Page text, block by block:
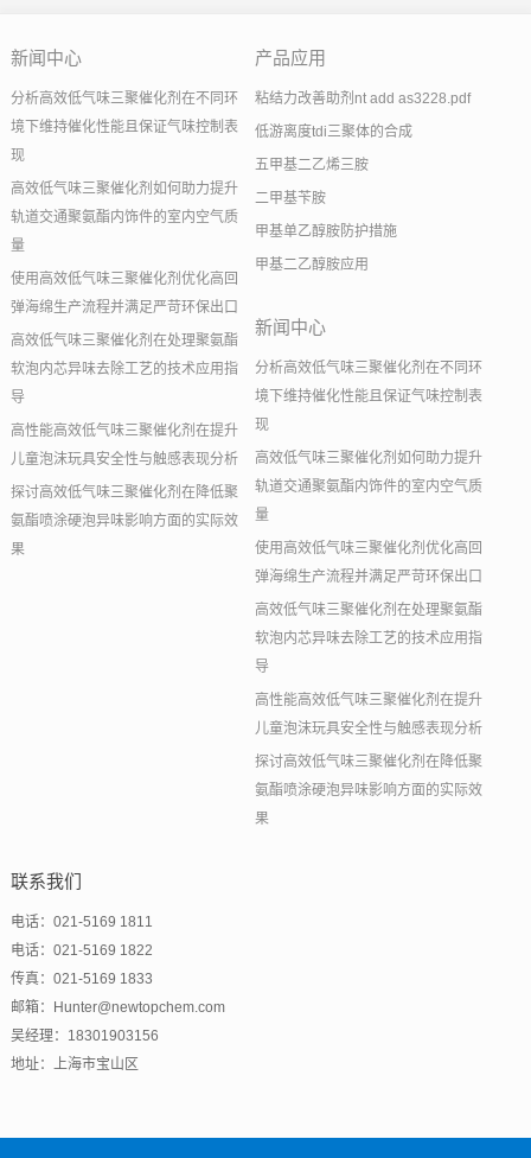
新闻中心
分析高效低气味三聚催化剂在不同环
境下维持催化性能且保证气味控制表
现
高效低气味三聚催化剂如何助力提升
轨道交通聚氨酯内饰件的室内空气质
量
使用高效低气味三聚催化剂优化高回
弹海绵生产流程并满足严苛环保出口
高效低气味三聚催化剂在处理聚氨酯
软泡内芯异味去除工艺的技术应用指
导
高性能高效低气味三聚催化剂在提升
儿童泡沫玩具安全性与触感表现分析
探讨高效低气味三聚催化剂在降低聚
氨酯喷涂硬泡异味影响方面的实际效
果
产品应用
粘结力改善助剂nt add as3228.pdf
低游离度tdi三聚体的合成
五甲基二乙烯三胺
二甲基苄胺
甲基单乙醇胺防护措施
甲基二乙醇胺应用
新闻中心
分析高效低气味三聚催化剂在不同环
境下维持催化性能且保证气味控制表
现
高效低气味三聚催化剂如何助力提升
轨道交通聚氨酯内饰件的室内空气质
量
使用高效低气味三聚催化剂优化高回
弹海绵生产流程并满足严苛环保出口
高效低气味三聚催化剂在处理聚氨酯
软泡内芯异味去除工艺的技术应用指
导
高性能高效低气味三聚催化剂在提升
儿童泡沫玩具安全性与触感表现分析
探讨高效低气味三聚催化剂在降低聚
氨酯喷涂硬泡异味影响方面的实际效
果
联系我们
电话：021-5169 1811
电话：021-5169 1822
传真：021-5169 1833
邮箱：Hunter@newtopchem.com
吴经理：18301903156
地址：上海市宝山区